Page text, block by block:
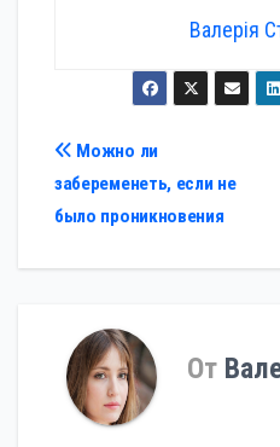
Валерія
Навигация
по
записям
Можно ли
забеременеть, если не
было проникновения
От